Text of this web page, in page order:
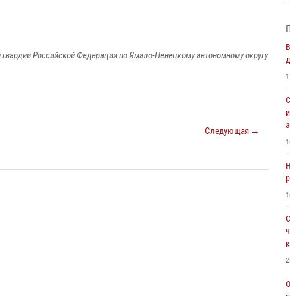
Российской Федерации по Ямало-Ненецкому автономному округу
Следующая →